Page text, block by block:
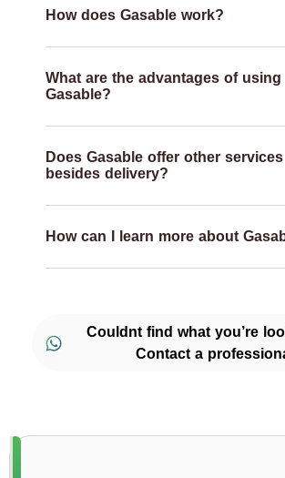
How does Gasable work?
What are the advantages of using
Gasable?
Does Gasable offer other services
besides delivery?
How can I learn more about
Couldnt find what you’re
Contact a